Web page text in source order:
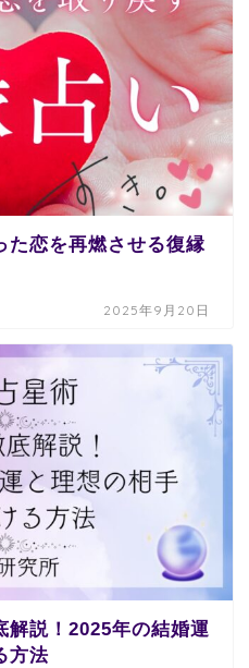
た恋を再燃させる復縁
2025年9月20日
解説！2025年の結婚運
方法